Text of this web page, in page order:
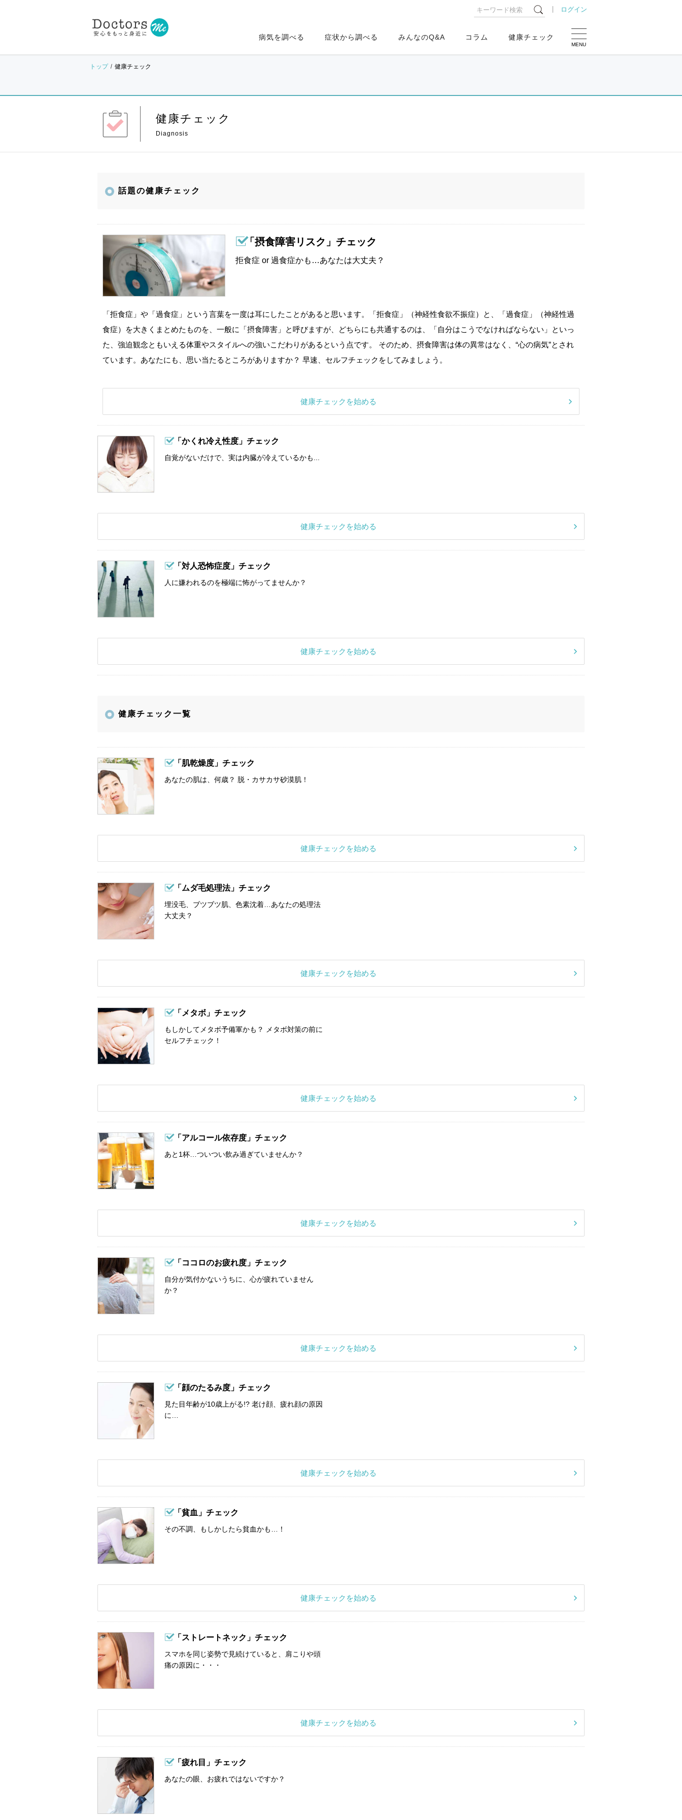
ログイン
MENU
病気を調べる 症状から調べる みんなのQ&A コラム 健康チェック
トップ 健康チェック
健康チェック
話題の健康チェック
「摂食障害リスク」チェック
拒食症 or 過食症かも…あなたは大丈夫？
「拒食症」や「過食症」という言葉を一度は耳にしたことがあると思います。「拒食症」（神経性食欲不振症）と、「過食症」（神経性過
食症）を大きくまとめたものを、一般に「摂食障害」と呼びますが、どちらにも共通するのは、「自分はこうでなければならない」といっ
た、強迫観念ともいえる体重やスタイルへの強いこだわりがあるという点です。 そのため、摂食障害は体の異常はなく、“心の病気”とされ
ています。あなたにも、思い当たるところがありますか？ 早速、セルフチェックをしてみましょう。
健康チェックを始める
「かくれ冷え性度」チェック
自覚がないだけで、実は内臓が冷えているかも...
健康チェックを始める
「対人恐怖症度」チェック
人に嫌われるのを極端に怖がってませんか？
健康チェックを始める
健康チェック一覧
「肌乾燥度」チェック
あなたの肌は、何歳？ 脱・カサカサ砂漠肌！
健康チェックを始める
「ムダ毛処理法」チェック
埋没毛、ブツブツ肌、色素沈着…あなたの処理法
大丈夫？
健康チェックを始める
「メタボ」チェック
もしかしてメタボ予備軍かも？ メタボ対策の前に
セルフチェック！
健康チェックを始める
「アルコール依存度」チェック
あと1杯…ついつい飲み過ぎていませんか？
健康チェックを始める
「ココロのお疲れ度」チェック
自分が気付かないうちに、心が疲れていません
か？
健康チェックを始める
「顔のたるみ度」チェック
見た目年齢が10歳上がる!? 老け顔、疲れ顔の原因
に…
健康チェックを始める
「貧血」チェック
その不調、もしかしたら貧血かも…！
健康チェックを始める
「ストレートネック」チェック
スマホを同じ姿勢で見続けていると、肩こりや頭
痛の原因に・・・
健康チェックを始める
「疲れ目」チェック
あなたの眼、お疲れではないですか？